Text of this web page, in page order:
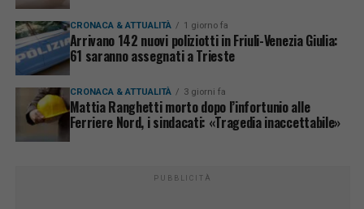
CRONACA & ATTUALITÀ 1 giorno fa
Arrivano 142 nuovi poliziotti in Friuli-Venezia Giulia:
61 saranno assegnati a Trieste
CRONACA & ATTUALITÀ 3 giorni fa
Mattia Ranghetti morto dopo l’infortunio alle
Ferriere Nord, i sindacati: «Tragedia inaccettabile»
PUBBLICITÀ